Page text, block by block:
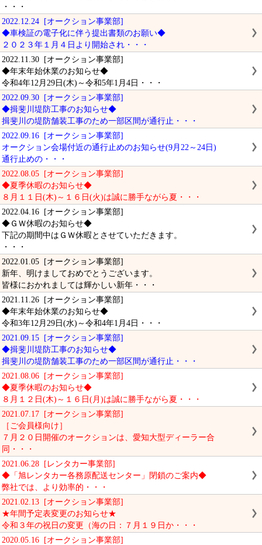
・・・
2022.12.24 [オークション事業部]
◆車検証の電子化に伴う提出書類のお願い◆
２０２３年１月４日より開始され・・・
2022.11.30 [オークション事業部]
◆年末年始休業のお知らせ◆
令和4年12月29日(木)～令和5年1月4日・・・
2022.09.30 [オークション事業部]
◆揖斐川堤防工事のお知らせ◆
揖斐川の堤防舗装工事のため一部区間が通行止・・・
2022.09.16 [オークション事業部]
オークション会場付近の通行止めのお知らせ(9月22～24日)
通行止めの・・・
2022.08.05 [オークション事業部]
◆夏季休暇のお知らせ◆
８月１１日(木)～１６日(火)は誠に勝手ながら夏・・・
2022.04.16 [オークション事業部]
◆ＧＷ休暇のお知らせ◆
下記の期間中はＧＷ休暇とさせていただきます。
・・・
2022.01.05 [オークション事業部]
新年、明けましておめでとうございます。
皆様におかれましては輝かしい新年・・・
2021.11.26 [オークション事業部]
◆年末年始休業のお知らせ◆
令和3年12月29日(水)～令和4年1月4日・・・
2021.09.15 [オークション事業部]
◆揖斐川堤防工事のお知らせ◆
揖斐川の堤防舗装工事のため一部区間が通行止・・・
2021.08.06 [オークション事業部]
◆夏季休暇のお知らせ◆
８月１２日(木)～１６日(月)は誠に勝手ながら夏・・・
2021.07.17 [オークション事業部]
［ご会員様向け］
７月２０日開催のオークションは、愛知大型ディーラー合
同・・・
2021.06.28 [レンタカー事業部]
◆「旭レンタカー各務原配送センター」閉鎖のご案内◆
弊社では、より効率的・・・
2021.02.13 [オークション事業部]
★年間予定表変更のお知らせ★
令和３年の祝日の変更（海の日：７月１９日か・・・
2020.05.16 [オークション事業部]